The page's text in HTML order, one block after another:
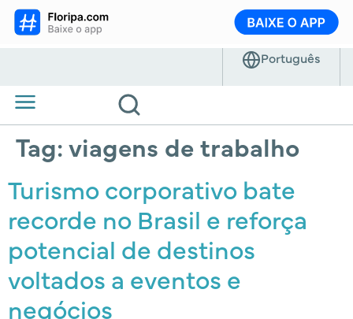
Tag:viagens de trabalho
Turismo corporativo bate
recorde no Brasil e reforça
potencial de destinos
voltados a eventos e
negócios